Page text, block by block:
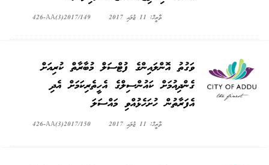
ތާރީޚް: 11 ޖުލައި 2017 426-AA(3)2017/149
ވަގުތު އޮންލައިންގެ ފުޓްސަލް މުބާރާތް ކުރިއަށް
ގެންދިއުމަށް ކައުންސިލްގެ އެހީތެރިކަމަށް އެދި
އެފަރާތުން ހުށަހެޅުއްވި މައްސަލަ
ތާރީޚް: 11 ޖުލައި 2017 426-AA(3)2017/150